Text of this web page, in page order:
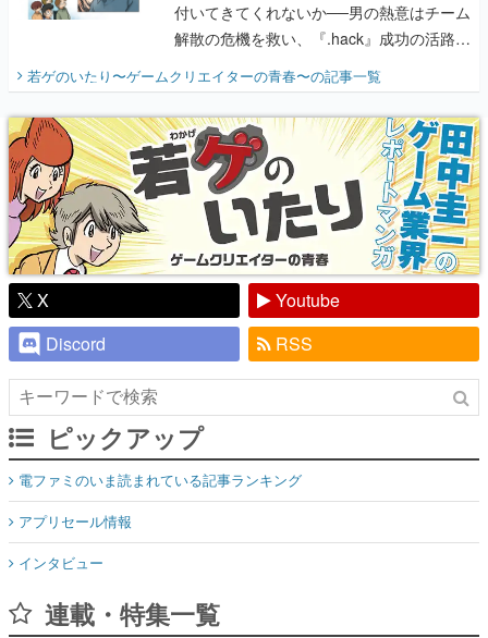
付いてきてくれないか──男の熱意はチーム
解散の危機を救い、『.hack』成功の活路を
開く。業界の快男児・松山 洋に流れる血は
『少年ジャンプ』色だった【若ゲのいた
り】
若ゲのいたり〜ゲームクリエイターの青春〜の記事一覧
X
Youtube
Discord
RSS
ピックアップ
電ファミのいま読まれている記事ランキング
アプリセール情報
インタビュー
連載・特集一覧